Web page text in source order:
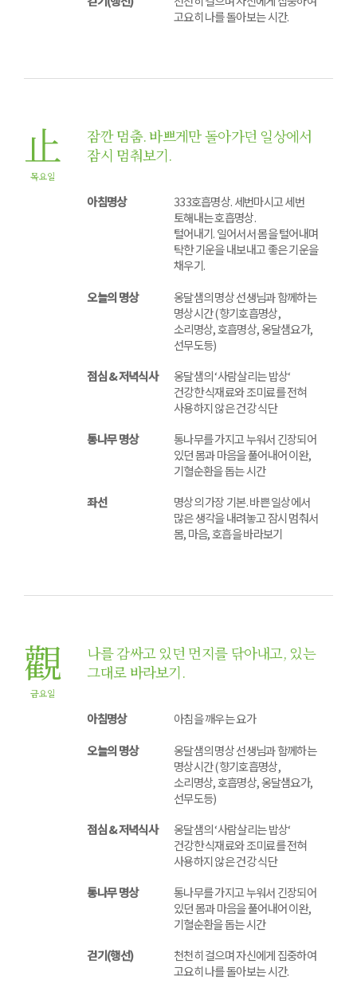
고요히 나를 돌아보는 시간.
止
목요일
잠깐 멈춤. 바쁘게만 돌아가던 일상에서
잠시 멈춰보기.
아침명상
333호흡명상. 세번마시고 세번
토해내는 호흡명상.
털어내기. 일어서서 몸을 털어내며
탁한 기운을 내보내고 좋은 기운을
채우기.
오늘의 명상
옹달샘의 명상 선생님과 함께하는
명상시간 (향기호흡명상,
소리명상, 호흡명상, 옹달샘요가,
선무도등)
점심 & 저녁식사
옹달샘의 ‘사람살리는 밥상‘
건강한 식재료와 조미료를 전혀
사용하지 않은 건강 식단
통나무 명상
통나무를 가지고 누워서 긴장되어
있던 몸과 마음을 풀어내어 이완,
기혈순환을 돕는 시간
좌선
명상의 가장 기본. 바쁜 일상에서
많은 생각을 내려놓고 잠시 멈춰서
몸, 마음, 호흡을 바라보기
觀
금요일
나를 감싸고 있던 먼지를 닦아내고, 있는
그대로 바라보기.
아침명상
아침을 깨우는 요가
오늘의 명상
옹달샘의 명상 선생님과 함께하는
명상시간 (향기호흡명상,
소리명상, 호흡명상, 옹달샘요가,
선무도등)
점심 & 저녁식사
옹달샘의 ‘사람살리는 밥상‘
건강한 식재료와 조미료를 전혀
사용하지 않은 건강 식단
통나무 명상
통나무를 가지고 누워서 긴장되어
있던 몸과 마음을 풀어내어 이완,
기혈순환을 돕는 시간
걷기(행선)
천천히 걸으며 자신에게 집중하여
고요히 나를 돌아보는 시간.